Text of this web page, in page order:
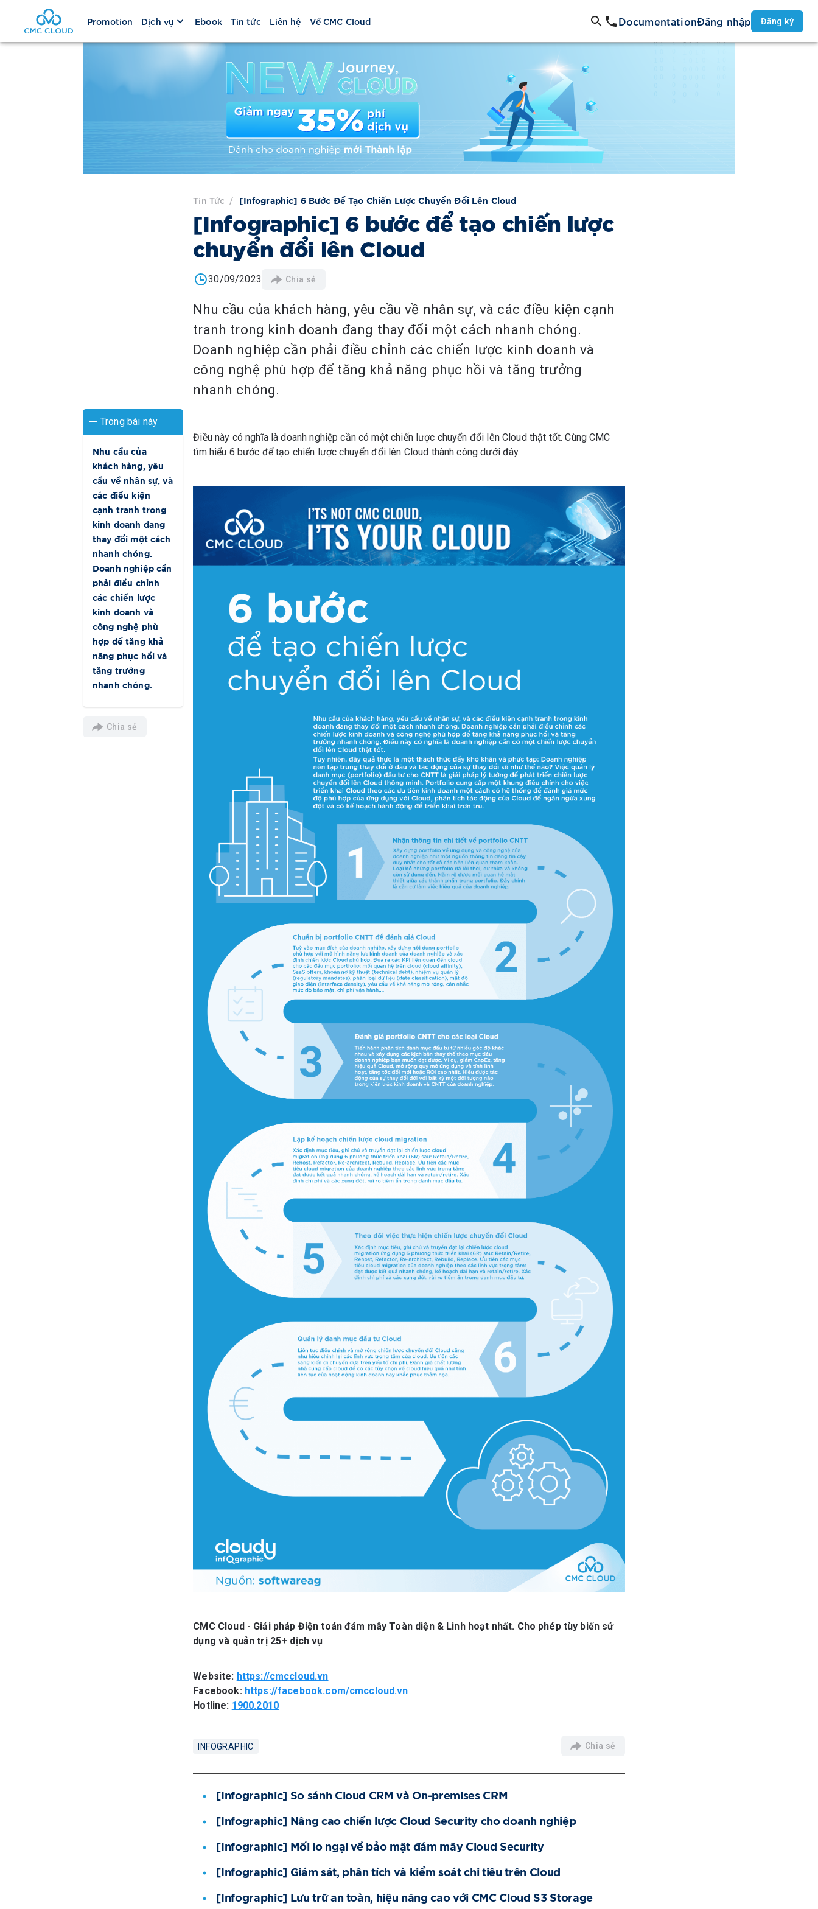
Promotion Dịch vụ Ebook Tin tức Liên hệ Về CMC Cloud DocumentationĐăng nhập Đăng ký
Trong bài này
Nhu cầu của
khách hàng, yêu
cầu về nhân sự, và
các điều kiện
cạnh tranh trong
kinh doanh đang
thay đổi một cách
nhanh chóng.
Doanh nghiệp cần
phải điều chỉnh
các chiến lược
kinh doanh và
công nghệ phù
hợp để tăng khả
năng phục hồi và
tăng trưởng
nhanh chóng.
Chia sẻ
Tin Tức / [Infographic] 6 Bước Để Tạo Chiến Lược Chuyển Đổi Lên Cloud
[Infographic] 6 bước để tạo chiến lược
chuyển đổi lên Cloud
30/09/2023 Chia sẻ
Nhu cầu của khách hàng, yêu cầu về nhân sự, và các điều kiện cạnh
tranh trong kinh doanh đang thay đổi một cách nhanh chóng.
Doanh nghiệp cần phải điều chỉnh các chiến lược kinh doanh và
công nghệ phù hợp để tăng khả năng phục hồi và tăng trưởng
nhanh chóng.
Điều này có nghĩa là doanh nghiệp cần có một chiến lược chuyển đổi lên Cloud thật tốt. Cùng CMC
tìm hiểu 6 bước để tạo chiến lược chuyển đổi lên Cloud thành công dưới đây.
CMC Cloud - Giải pháp Điện toán đám mây Toàn diện & Linh hoạt nhất. Cho phép tùy biến sử
dụng và quản trị 25+ dịch vụ
Website: https://cmccloud.vn
Facebook: https://facebook.com/cmccloud.vn
Hotline: 1900.2010
INFOGRAPHIC Chia sẻ
[Infographic] So sánh Cloud CRM và On-premises CRM
[Infographic] Nâng cao chiến lược Cloud Security cho doanh nghiệp
[Infographic] Mối lo ngại về bảo mật đám mây Cloud Security
[Infographic] Giám sát, phân tích và kiểm soát chi tiêu trên Cloud
[Infographic] Lưu trữ an toàn, hiệu năng cao với CMC Cloud S3 Storage